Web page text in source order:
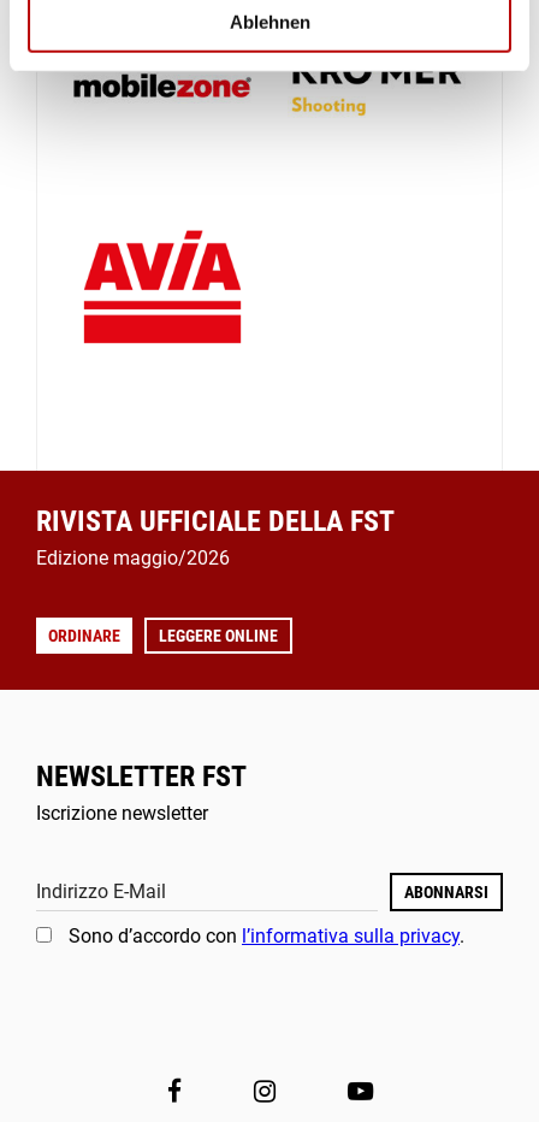
Ablehnen
RIVISTA UFFICIALE DELLA FST
Edizione maggio/2026
ORDINARE LEGGERE ONLINE
NEWSLETTER FST
Iscrizione newsletter
Indirizzo E-Mail ABONNARSI
Sono d’accordo con l’informativa sulla privacy.